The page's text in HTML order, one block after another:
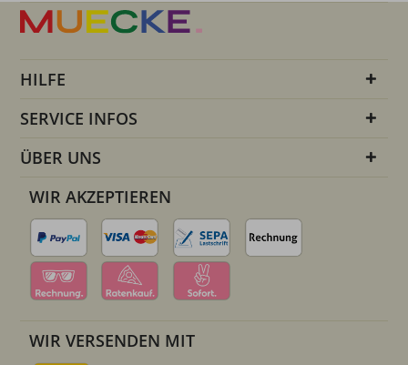
HILFE
SERVICE INFOS
ÜBER UNS
WIR AKZEPTIEREN
WIR VERSENDEN MIT